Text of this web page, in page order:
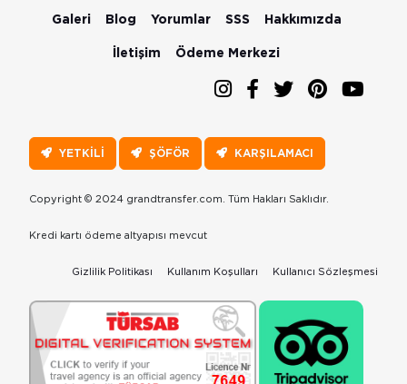
Galeri Blog Yorumlar SSS Hakkımızda
İletişim Ödeme Merkezi
YETKİLİ ŞÖFÖR KARŞILAMACI
Copyright © 2024 grandtransfer.com. Tüm Hakları Saklıdır.
Kredi kartı ödeme altyapısı mevcut
Gizlilik Politikası Kullanım Koşulları Kullanıcı Sözleşmesi